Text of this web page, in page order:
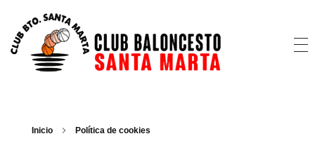
Inicio Política de cookies